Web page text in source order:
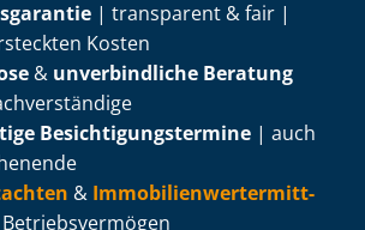
| transparent & fair |
Kosten
& unverbindliche Beratung
Be­sich­ti­gungs­ter­mi­ne | auch
& Im­mo­bi­li­en­wert­ermitt­